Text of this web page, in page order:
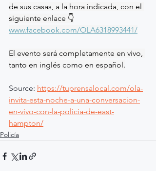
de sus casas, a la hora indicada, con el
siguiente enlace 👇
www.facebook.com/OLA6318993441/
El evento será completamente en vivo,
tanto en inglés como en español.
Source: https://tuprensalocal.com/ola-
invita-esta-noche-a-una-conversacion-
en-vivo-con-la-policia-de-east-
hampton/
Policía